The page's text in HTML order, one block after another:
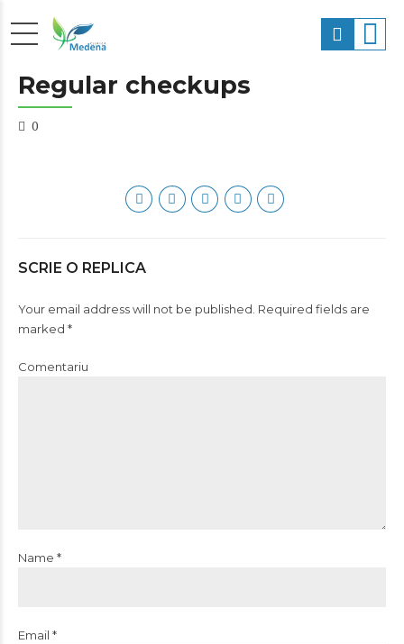
Regular checkups
0
SCRIE O REPLICA
Your email address will not be published. Required fields are
marked *
Comentariu
Name *
Email *